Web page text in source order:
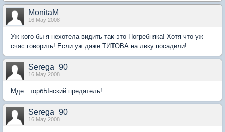
MonitaM
16 May 2008
Уж кого бы я нехотела видить так это Погребняка! Хотя что уж
счас говорить! Если уж даже ТИТОВА на лвку посадили!
Serega_90
16 May 2008
Мде.. торбЫнский предатель!
Serega_90
16 May 2008